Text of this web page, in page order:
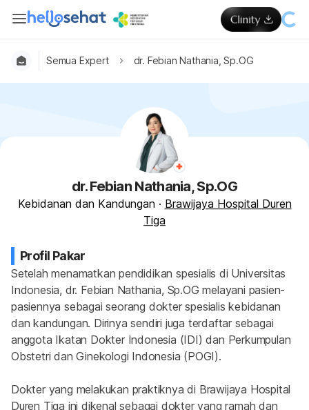
Semua Expert dr. Febian Nathania, Sp.OG
dr. Febian Nathania, Sp.OG
Kebidanan dan Kandungan · Brawijaya Hospital Duren
Tiga
Profil Pakar
Setelah menamatkan pendidikan spesialis di Universitas
Indonesia, dr. Febian Nathania, Sp.OG melayani pasien-
pasiennya sebagai seorang dokter spesialis kebidanan
dan kandungan. Dirinya sendiri juga terdaftar sebagai
anggota Ikatan Dokter Indonesia (IDI) dan Perkumpulan
Obstetri dan Ginekologi Indonesia (POGI).
Dokter yang melakukan praktiknya di Brawijaya Hospital
Duren Tiga ini dikenal sebagai dokter yang ramah dan